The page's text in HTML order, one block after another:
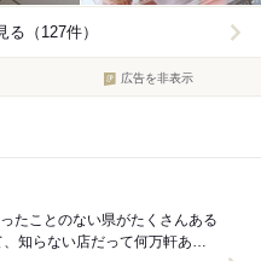
（127件）
広告を非表示
たことのない県がたくさんある